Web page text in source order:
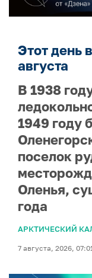
Этот день
августа
В 1938
1949 году
поселок
Оленья,
года
АРКТИЧЕСКИЙ
7 августа, 2026, 07:01